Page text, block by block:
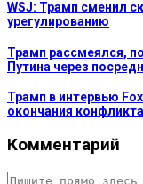
WSJ: Трамп сменил
урегулированию
Трамп рассмеялся,
Путина через
Трамп в интервью
окончания
Комментарий